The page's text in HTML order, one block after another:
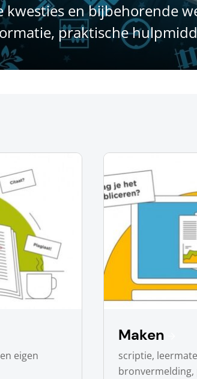
en bijbehorende
praktische
eigen
Maken
scriptie,
bronvermelding,